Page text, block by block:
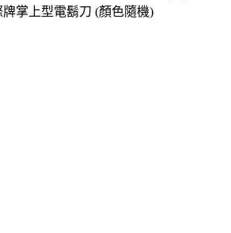
掌上型電鬍刀 (顏色隨機)